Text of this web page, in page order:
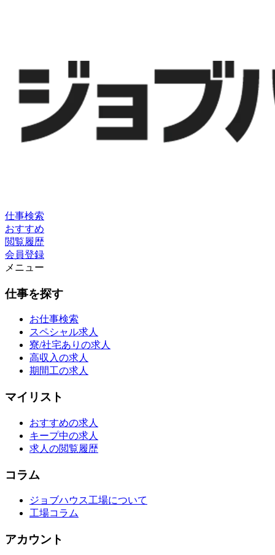
仕事検索
おすすめ
閲覧履歴
会員登録
メニュー
仕事を探す
お仕事検索
スペシャル求人
寮/社宅ありの求人
高収入の求人
期間工の求人
マイリスト
おすすめの求人
キープ中の求人
求人の閲覧履歴
コラム
ジョブハウス工場について
工場コラム
アカウント